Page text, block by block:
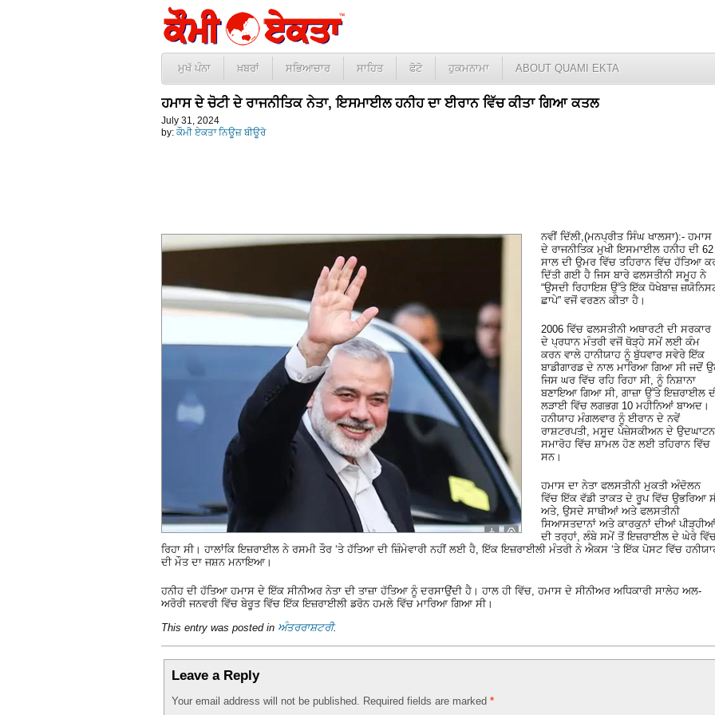
ਮੁਖੱ ਪੰਨਾ ਖ਼ਬਰਾਂ ਸਭਿਆਚਾਰ ਸਾਹਿਤ ਫੋਟੋ ਹੁਕਮਨਾਮਾ ABOUT QUAMI EKTA
ਹਮਾਸ ਦੇ ਚੋਟੀ ਦੇ ਰਾਜਨੀਤਿਕ ਨੇਤਾ, ਇਸਮਾਈਲ ਹਨੀਹ ਦਾ ਈਰਾਨ ਵਿੱਚ ਕੀਤਾ ਗਿਆ ਕਤਲ
July 31, 2024
by: ਕੌਮੀ ਏਕਤਾ ਨਿਊਜ਼ ਬੀਊਰੋ
ਨਵੀਂ ਦਿੱਲੀ,(ਮਨਪ੍ਰੀਤ ਸਿੰਘ ਖਾਲਸਾ):- ਹਮਾਸ
ਦੇ ਰਾਜਨੀਤਿਕ ਮੁਖੀ ਇਸਮਾਈਲ ਹਨੀਹ ਦੀ 62
ਸਾਲ ਦੀ ਉਮਰ ਵਿੱਚ ਤਹਿਰਾਨ ਵਿੱਚ ਹੱਤਿਆ
ਦਿੱਤੀ ਗਈ ਹੈ ਜਿਸ ਬਾਰੇ ਫਲਸਤੀਨੀ ਸਮੂਹ ਨੇ
“ਉਸਦੀ ਰਿਹਾਇਸ਼ ਉੱਤੇ ਇੱਕ ਧੋਖੇਬਾਜ਼
ਛਾਪੇ” ਵਜੋਂ ਵਰਣਨ ਕੀਤਾ ਹੈ।
2006 ਵਿੱਚ ਫਲਸਤੀਨੀ ਅਥਾਰਟੀ ਦੀ ਸਰਕਾਰ
ਦੇ ਪ੍ਰਧਾਨ ਮੰਤਰੀ ਵਜੋਂ ਥੋੜ੍ਹੇ ਸਮੇਂ ਲਈ ਕੰਮ
ਕਰਨ ਵਾਲੇ ਹਾਨੀਯਾਹ ਨੂੰ ਬੁੱਧਵਾਰ ਸਵੇਰੇ ਇੱਕ
ਬਾਡੀਗਾਰਡ ਦੇ ਨਾਲ ਮਾਰਿਆ ਗਿਆ ਸੀ ਜਦੋਂ
ਜਿਸ ਘਰ ਵਿੱਚ ਰਹਿ ਰਿਹਾ ਸੀ, ਨੂੰ ਨਿਸ਼ਾਨਾ
ਬਣਾਇਆ ਗਿਆ ਸੀ, ਗਾਜ਼ਾ ਉੱਤੇ ਇਜ਼ਰਾਈਲ
ਲੜਾਈ ਵਿੱਚ ਲਗਭਗ 10 ਮਹੀਨਿਆਂ ਬਾਅਦ।
ਹਨੀਯਾਹ ਮੰਗਲਵਾਰ ਨੂੰ ਈਰਾਨ ਦੇ ਨਵੇਂ
ਰਾਸ਼ਟਰਪਤੀ, ਮਸੂਦ ਪੇਜ਼ੇਸਕੀਅਨ ਦੇ ਉਦਘਾਟਨ
ਸਮਾਰੋਹ ਵਿੱਚ ਸ਼ਾਮਲ ਹੋਣ ਲਈ ਤਹਿਰਾਨ ਵਿੱਚ
ਸਨ।
ਹਮਾਸ ਦਾ ਨੇਤਾ ਫਲਸਤੀਨੀ ਮੁਕਤੀ ਅੰਦੋਲਨ
ਵਿੱਚ ਇੱਕ ਵੱਡੀ ਤਾਕਤ ਦੇ ਰੂਪ ਵਿੱਚ ਉਭਰਿਆ
ਅਤੇ, ਉਸਦੇ ਸਾਥੀਆਂ ਅਤੇ ਫਲਸਤੀਨੀ
ਸਿਆਸਤਦਾਨਾਂ ਅਤੇ ਕਾਰਕੁਨਾਂ ਦੀਆਂ ਪੀੜ੍ਹੀਆਂ
ਦੀ ਤਰ੍ਹਾਂ, ਲੰਬੇ ਸਮੇਂ ਤੋਂ ਇਜ਼ਰਾਈਲ ਦੇ ਘੇਰੇ
ਰਿਹਾ ਸੀ। ਹਾਲਾਂਕਿ ਇਜ਼ਰਾਈਲ ਨੇ ਰਸਮੀ ਤੌਰ ‘ਤੇ ਹੱਤਿਆ ਦੀ ਜ਼ਿੰਮੇਵਾਰੀ ਨਹੀਂ ਲਈ ਹੈ, ਇੱਕ ਇਜ਼ਰਾਈਲੀ ਮੰਤਰੀ ਨੇ ਐਕਸ ‘ਤੇ ਇੱਕ ਪੋਸਟ ਵਿੱਚ
ਦੀ ਮੌਤ ਦਾ ਜਸ਼ਨ ਮਨਾਇਆ।
ਹਨੀਹ ਦੀ ਹੱਤਿਆ ਹਮਾਸ ਦੇ ਇੱਕ ਸੀਨੀਅਰ ਨੇਤਾ ਦੀ ਤਾਜ਼ਾ ਹੱਤਿਆ ਨੂੰ ਦਰਸਾਉਂਦੀ ਹੈ। ਹਾਲ ਹੀ ਵਿੱਚ, ਹਮਾਸ ਦੇ ਸੀਨੀਅਰ ਅਧਿਕਾਰੀ ਸਾਲੇਹ ਅਲ-
ਅਰੋਰੀ ਜਨਵਰੀ ਵਿੱਚ ਬੇਰੂਤ ਵਿੱਚ ਇੱਕ ਇਜ਼ਰਾਈਲੀ ਡਰੋਨ ਹਮਲੇ ਵਿੱਚ ਮਾਰਿਆ ਗਿਆ ਸੀ।
This entry was posted in ਅੰਤਰਰਾਸ਼ਟਰੀ.
Leave a Reply
Your email address will not be published. Required fields are marked *